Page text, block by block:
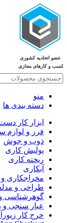
منو
دسته بندی ها
ابزار کار
فرز و لوازم
ذوب و جوش
پولیش کاری
ریخته کاری
آبکاری
مخراجکاری
طراحی و
گوهرشناسی
عیار سنجی و
خرج کار